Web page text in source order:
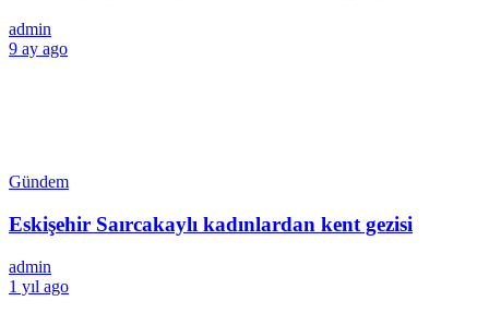
admin
9 ay ago
Gündem
Eskişehir Saırcakaylı kadınlardan kent gezisi
admin
1 yıl ago